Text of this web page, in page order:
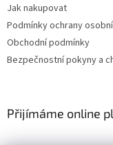
Jak nakupovat
Podmínky ochrany
Obchodní podmínky
Bezpečnostní pokyny a
Přijímáme online